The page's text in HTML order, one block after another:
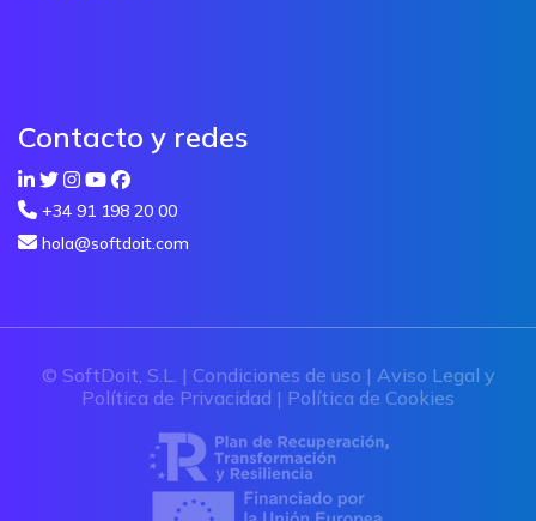
Contacto y redes
+34 91 198 20 00
hola@softdoit.com
© SoftDoit, S.L. | Condiciones de uso | Aviso Legal y
Política de Privacidad | Política de Cookies